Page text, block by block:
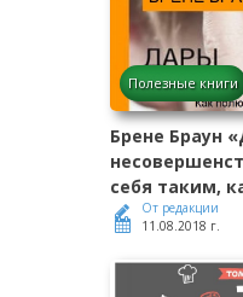
Полезные книги
Брене Браун
себя таким,
От редакции
11.08.2018 г.